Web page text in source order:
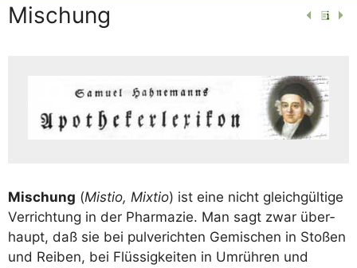
Mischung
Mischung (Mis­tio, Mix­tio) ist eine nicht gleich­gül­ti­ge
Ver­rich­tung in der Phar­ma­zie. Man sagt zwar über­
haupt, daß sie bei pul­verich­ten Gemi­schen in Sto­ßen
und Rei­ben, bei Flüs­sig­kei­ten in Umrüh­ren und